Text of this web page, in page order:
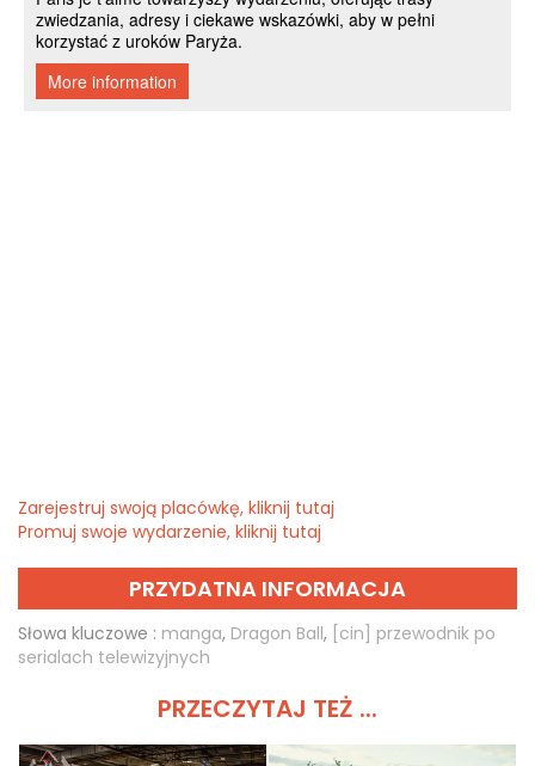
Zarejestruj swoją placówkę, kliknij tutaj
Promuj swoje wydarzenie, kliknij tutaj
PRZYDATNA INFORMACJA
Słowa kluczowe : manga, Dragon Ball, [cin] przewodnik po
serialach telewizyjnych
PRZECZYTAJ TEŻ ...